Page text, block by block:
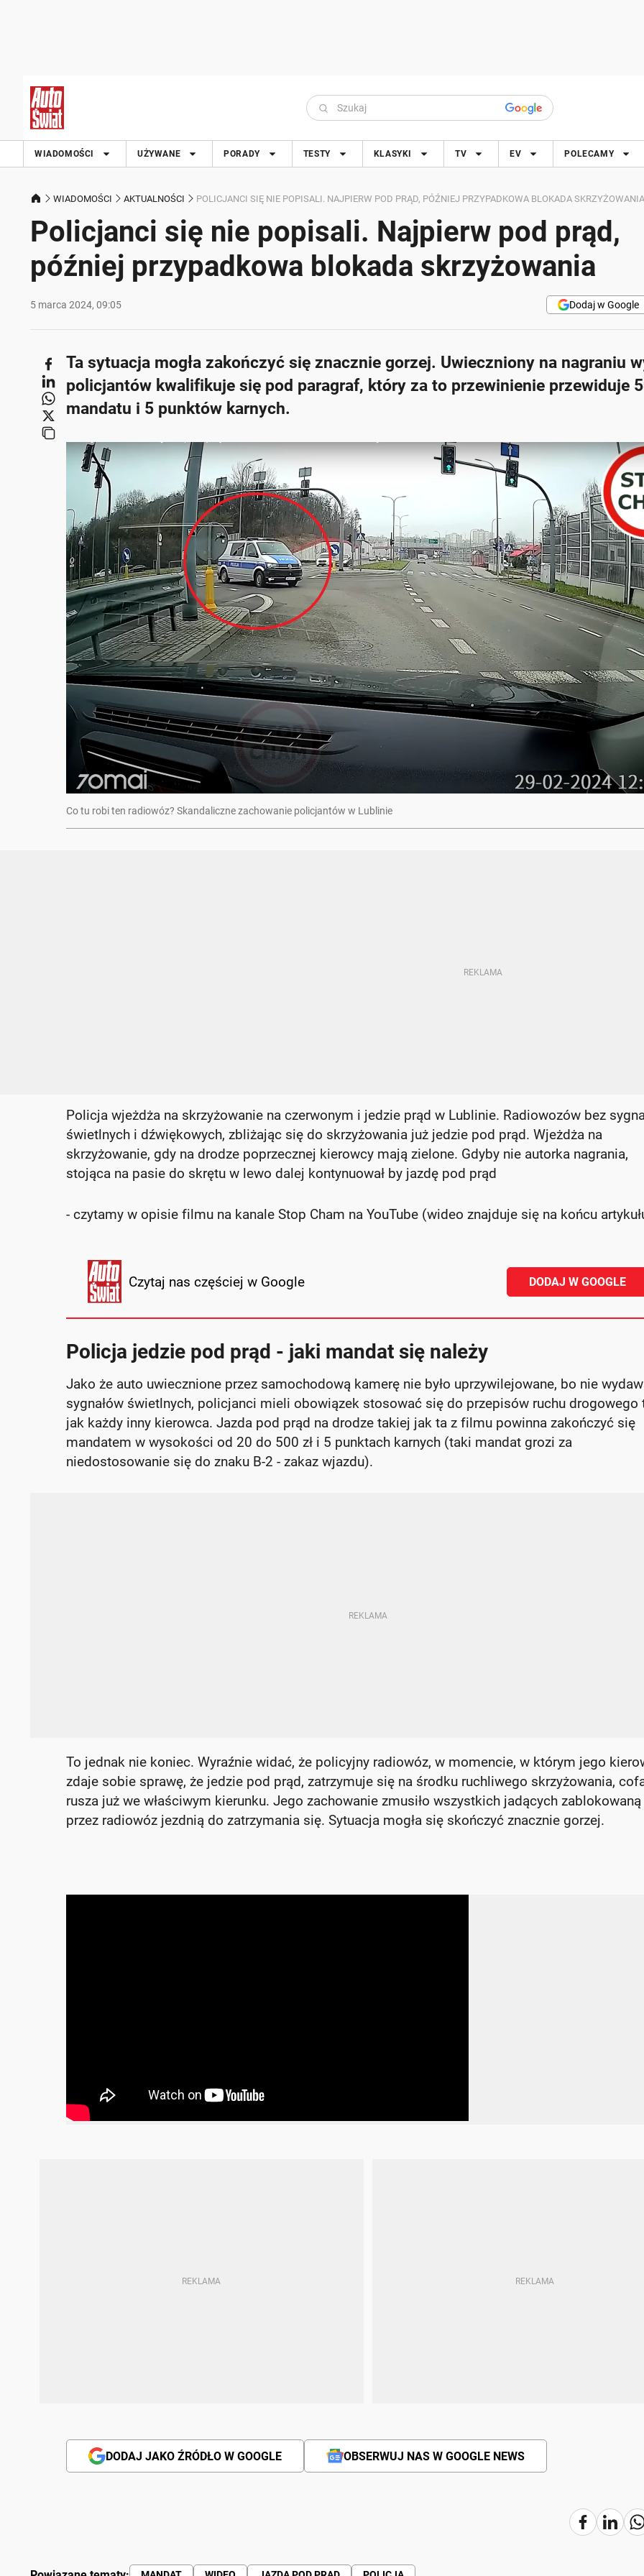
WIADOMOŚCI UŻYWANE PORADY TESTY KLASYKI TV EV POLECAMY
WIADOMOŚCI AKTUALNOŚCI POLICJANCI SIĘ NIE POPISALI. NAJPIERW POD PRĄD, PÓŹNIEJ PRZYPADKOWA BLOKADA SKRZYŻOWANIA
Policjanci się nie popisali. Najpierw pod prąd,
później przypadkowa blokada skrzyżowania
5 marca 2024, 09:05 Dodaj w Google
Ta sytuacja mogła zakończyć się znacznie gorzej. Uwieczniony na nagraniu
policjantów kwalifikuje się pod paragraf, który za to przewinienie przewiduje
mandatu i 5 punktów karnych.
Co tu robi ten radiowóz? Skandaliczne zachowanie policjantów w Lublinie
Policja wjeżdża na skrzyżowanie na czerwonym i jedzie prąd w Lublinie. Radiowozów bez
świetlnych i dźwiękowych, zbliżając się do skrzyżowania już jedzie pod prąd. Wjeżdża na
skrzyżowanie, gdy na drodze poprzecznej kierowcy mają zielone. Gdyby nie autorka nagrania,
stojąca na pasie do skrętu w lewo dalej kontynuował by jazdę pod prąd
- czytamy w opisie filmu na kanale Stop Cham na YouTube (wideo znajduje się na końcu
Czytaj nas częściej w Google DODAJ W GOOGLE
Policja jedzie pod prąd - jaki mandat się należy
Jako że auto uwiecznione przez samochodową kamerę nie było uprzywilejowane, bo nie
sygnałów świetlnych, policjanci mieli obowiązek stosować się do przepisów ruchu drogowego
jak każdy inny kierowca. Jazda pod prąd na drodze takiej jak ta z filmu powinna zakończyć się
mandatem w wysokości od 20 do 500 zł i 5 punktach karnych (taki mandat grozi za
niedostosowanie się do znaku B-2 - zakaz wjazdu).
To jednak nie koniec. Wyraźnie widać, że policyjny radiowóz, w momencie, w którym jego
zdaje sobie sprawę, że jedzie pod prąd, zatrzymuje się na środku ruchliwego skrzyżowania,
rusza już we właściwym kierunku. Jego zachowanie zmusiło wszystkich jadących zablokowaną
przez radiowóz jezdnią do zatrzymania się. Sytuacja mogła się skończyć znacznie gorzej.
DODAJ JAKO ŹRÓDŁO W GOOGLE OBSERWUJ NAS W GOOGLE NEWS